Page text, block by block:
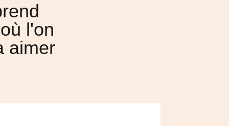
l'on
aimer